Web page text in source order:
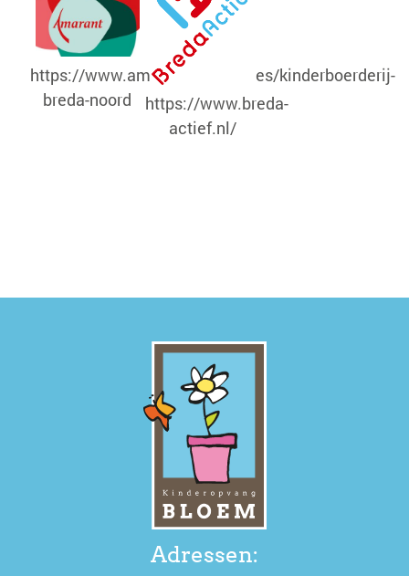
https://www.amarant.nl/locaties/kinderboerderij-
breda-noord
https://www.breda-
actief.nl/
Adressen: